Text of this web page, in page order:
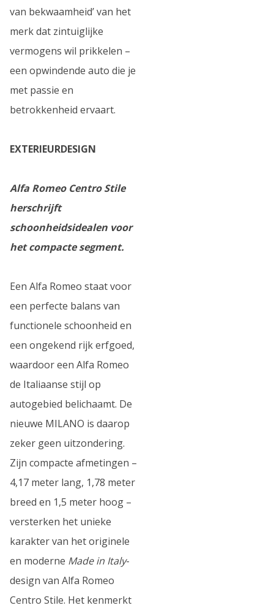
van bekwaamheid’ van het
merk dat zintuiglijke
vermogens wil prikkelen –
een opwindende auto die je
met passie en
betrokkenheid ervaart.
EXTERIEURDESIGN
Alfa Romeo Centro Stile
herschrijft
schoonheidsidealen voor
het compacte segment.
Een Alfa Romeo staat voor
een perfecte balans van
functionele schoonheid en
een ongekend rijk erfgoed,
waardoor een Alfa Romeo
de Italiaanse stijl op
autogebied belichaamt. De
nieuwe MILANO is daarop
zeker geen uitzondering.
Zijn compacte afmetingen –
4,17 meter lang, 1,78 meter
breed en 1,5 meter hoog –
versterken het unieke
karakter van het originele
en moderne Made in Italy-
design van Alfa Romeo
Centro Stile. Het kenmerkt